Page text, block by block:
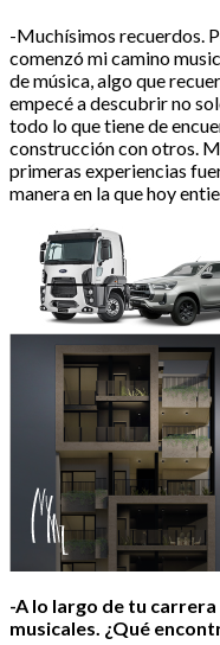
-Muchísimos recuerdos.
comenzó mi camino
de música, algo que
empecé a descubrir no
todo lo que tiene de
construcción con otros.
primeras experiencias
manera en la que hoy
-A lo largo de tu
musicales. ¿Qué